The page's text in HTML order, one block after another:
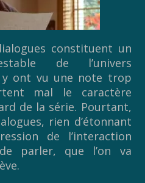
constituent un
de l’univers
y ont vu une note trop
mal le caractère
de la série. Pourtant,
rien d’étonnant
de l’interaction
parler, que l’on va